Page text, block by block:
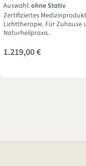
Auswahl:ohne Stativ
Zertifiziertes
Lichttherapie. Für Zuhause
Naturheilpraxis.
1.219,00 €